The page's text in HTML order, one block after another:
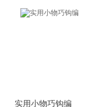
实用小物巧钩编